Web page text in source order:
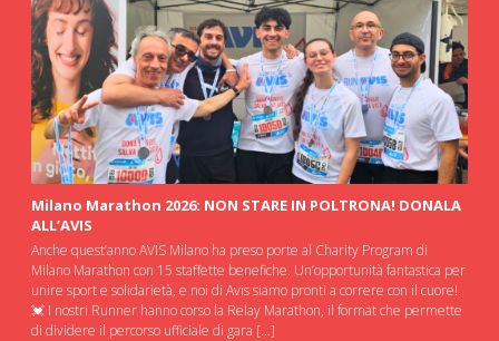
Milano Marathon 2026: NON STARE IN POLTRONA! DONALA
ALL’AVIS
Anche quest’anno AVIS Milano ha preso porte al Charity Program di
Milano Marathon con 15 staffette benefiche. Un’opportunità fantastica per
unire sport e solidarietà, e noi di Avis siamo pronti a correre con il cuore!
💓 I nostri Runner hanno corso la Relay Marathon, il format che permette
di dividere il percorso ufficiale di gara […]